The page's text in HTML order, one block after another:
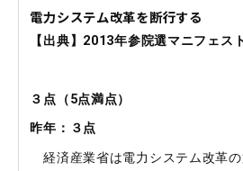
電力システム改革を断行する
【出典】2013年参院選マニフェス
３点（5点満点）
昨年：３点
経済産業省は電力システム改革